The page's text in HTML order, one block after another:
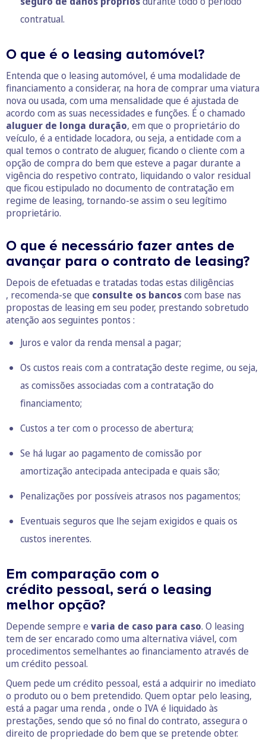
contratual.
O que é o leasing automóvel?
Entenda que o leasing automóvel, é uma modalidade de
financiamento a considerar, na hora de comprar uma viatura
nova ou usada, com uma mensalidade que é ajustada de
acordo com as suas necessidades e funções. É o chamado
aluguer de longa duração, em que o proprietário do
veículo, é a entidade locadora, ou seja, a entidade com a
qual temos o contrato de aluguer, ficando o cliente com a
opção de compra do bem que esteve a pagar durante a
vigência do respetivo contrato, liquidando o valor residual
que ficou estipulado no documento de contratação em
regime de leasing, tornando-se assim o seu legítimo
proprietário.
O que é necessário fazer antes de
avançar para o contrato de leasing?
Depois de efetuadas e tratadas todas estas diligências
, recomenda-se que consulte os bancoscom base nas
propostas de leasing em seu poder, prestando sobretudo
atenção aos seguintes pontos :
Juros e valor da renda mensal a pagar;
Os custos reais com a contratação deste regime, ou seja,
as comissões associadas com a contratação do
financiamento;
Custos a ter com o processo de abertura;
Se há lugar ao pagamento de comissão por
amortização antecipada antecipada e quais são;
Penalizações por possíveis atrasos nos pagamentos;
Eventuais seguros que lhe sejam exigidos e quais os
custos inerentes.
Em comparação com o
crédito pessoal, será o leasing
melhor opção?
Depende sempre e varia de caso para caso. O leasing
tem de ser encarado como uma alternativa viável, com
procedimentos semelhantes ao financiamento através de
um crédito pessoal.
Quem pede um crédito pessoal, está a adquirir no imediato
o produto ou o bem pretendido. Quem optar pelo leasing,
está a pagar uma renda , onde o IVA é liquidado às
prestações, sendo que só no final do contrato, assegura o
direito de propriedade do bem que se pretende obter.